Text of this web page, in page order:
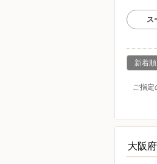
ス
新着順
ご指定
大阪